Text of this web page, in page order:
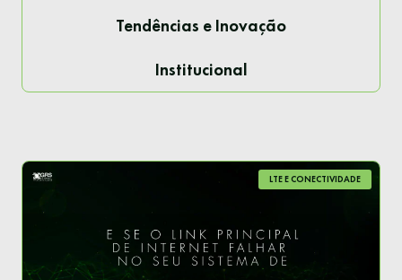
Tendências e Inovação
Institucional
LTE E CONECTIVIDADE